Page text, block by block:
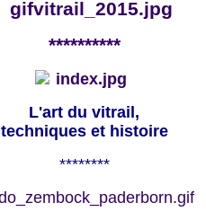
**********
L'art du vitrail,
techniques et histoire
********